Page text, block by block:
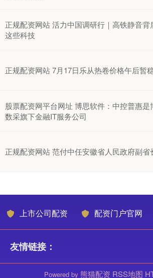
正规配资网站 活力中国调研行｜高铁静音背
这些科技
正规配资网站 7月17日乐从热卷价格午后暂
股票配资网平台网址 博思软件：中控普惠是
数采旗下金融IT服务公司
正规配资网站 范付中任安徽省人民政府副省
上市公司配资 配资门户官网
友情链接：
Powered by 熊猫配资 RSS地图